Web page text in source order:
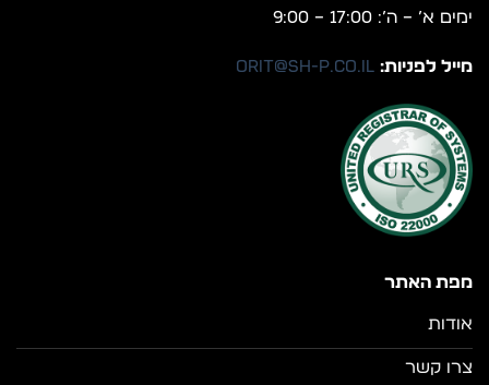
מפת האתר
אודות
צרו קשר
ימים א’ – ה’: 17:00 – 9:00
מייל לפניות: orit@sh-p.co.il